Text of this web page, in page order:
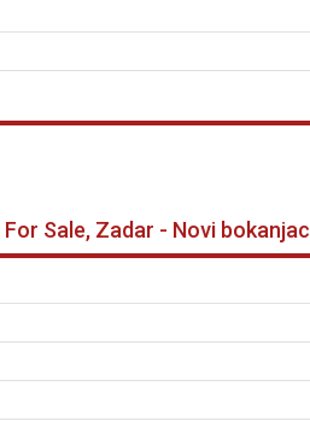
Sale, Zadar - Novi bokanjac